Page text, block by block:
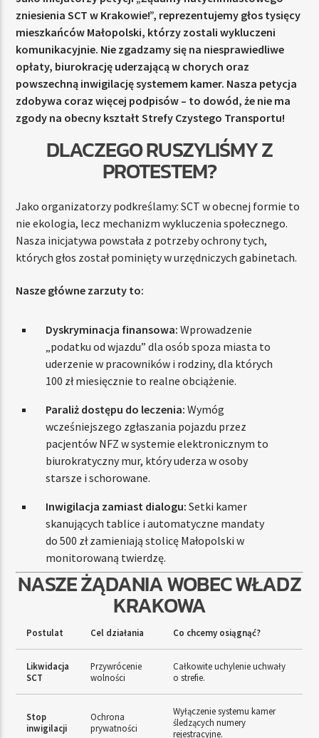
zniesienia SCT w Krakowie!”, reprezentujemy głos tysięcy
mieszkańców Małopolski, którzy zostali wykluczeni
komunikacyjnie. Nie zgadzamy się na niesprawiedliwe
opłaty, biurokrację uderzającą w chorych oraz
powszechną inwigilację systemem kamer. Nasza petycja
zdobywa coraz więcej podpisów – to dowód, że nie ma
zgody na obecny kształt Strefy Czystego Transportu!
DLACZEGO RUSZYLIŚMY Z
PROTESTEM?
Jako organizatorzy podkreślamy: SCT w obecnej formie to
nie ekologia, lecz mechanizm wykluczenia społecznego.
Nasza inicjatywa powstała z potrzeby ochrony tych,
których głos został pominięty w urzędniczych gabinetach.
Nasze główne zarzuty to:
Dyskryminacja finansowa: Wprowadzenie
„podatku od wjazdu” dla osób spoza miasta to
uderzenie w pracowników i rodziny, dla których
100 zł miesięcznie to realne obciążenie.
Paraliż dostępu do leczenia: Wymóg
wcześniejszego zgłaszania pojazdu przez
pacjentów NFZ w systemie elektronicznym to
biurokratyczny mur, który uderza w osoby
starsze i schorowane.
Inwigilacja zamiast dialogu: Setki kamer
skanujących tablice i automatyczne mandaty
do 500 zł zamieniają stolicę Małopolski w
monitorowaną twierdzę.
NASZE ŻĄDANIA WOBEC WŁADZ
KRAKOWA
Postulat Cel działania Co chcemy osiągnąć?
Likwidacja
SCT
Przywrócenie
wolności
Całkowite uchylenie uchwały
o strefie.
Stop
inwigilacji
Ochrona
prywatności
Wyłączenie systemu kamer
śledzących numery
rejestracyjne.